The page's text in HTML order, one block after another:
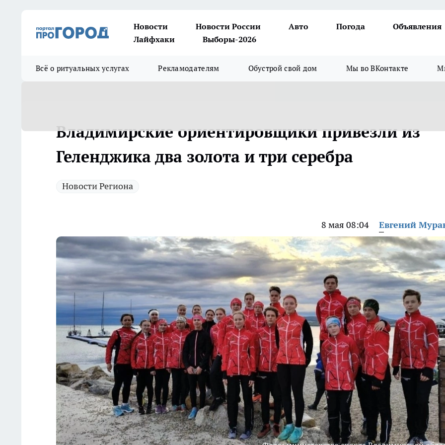
Новости Новости России Авто Погода
Объявления
Лайфхаки
Выборы-2026
Всё о ритуальных услугах Рекламодателям Обустрой свой дом Мы во ВКонтакте
Владимирские ориентировщики привезли из
Геленджика два золота и три серебра
Новости Региона
8 мая 08:04 Евгений